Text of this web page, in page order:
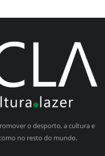
o desporto, a cultura e
no resto do mundo.